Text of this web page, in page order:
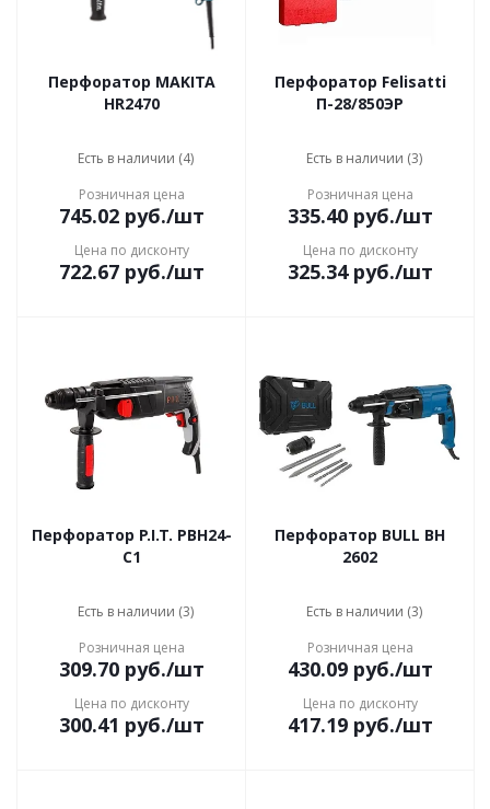
Перфоратор MAKITA
HR2470
Есть в наличии (4)
Розничная цена
745.02руб./шт
Цена по дисконту
722.67руб./шт
Перфоратор Felisatti
П-28/850ЭР
Есть в наличии (3)
Розничная цена
335.40руб./шт
Цена по дисконту
325.34руб./шт
Перфоратор P.I.T. PBH24-
C1
Есть в наличии (3)
Розничная цена
309.70руб./шт
Цена по дисконту
300.41 руб./шт
Перфоратор BULL BH
2602
Есть в наличии (3)
Розничная цена
430.09руб./шт
Цена по дисконту
417.19руб./шт